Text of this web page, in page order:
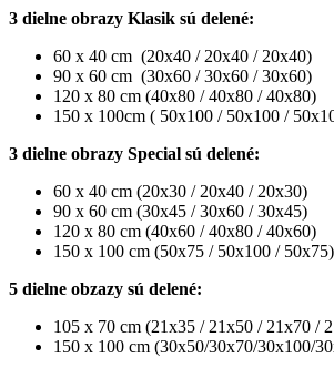
3 dielne obrazy Klasik sú delené:
60 x 40 cm (20x40 / 20x40 / 20x40)
90 x 60 cm (30x60 / 30x60 / 30x60)
120 x 80 cm (40x80 / 40x80 / 40x80)
150 x 100cm ( 50x100 / 50x100 /
3 dielne obrazy Special sú delené:
60 x 40 cm (20x30 / 20x40 / 20x30)
90 x 60 cm (30x45 / 30x60 / 30x45)
120 x 80 cm (40x60 / 40x80 / 40x60)
150 x 100 cm (50x75 / 50x100 / 50x75)
5 dielne obzazy sú delené:
105 x 70 cm (21x35 / 21x50 / 21x70 /
150 x 100 cm (30x50/30x70/30x100/